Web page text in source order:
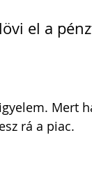
el a
Mert
rá a piac.